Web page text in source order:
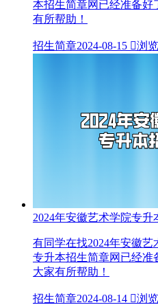
本招生简章网已经准备好
有所帮助！
招生简章2024-08-15 浏
2024年安徽艺术学院专升
有同学在找2024年安徽
专升本招生简章网已经准
大家有所帮助！
招生简章2024-08-14 浏